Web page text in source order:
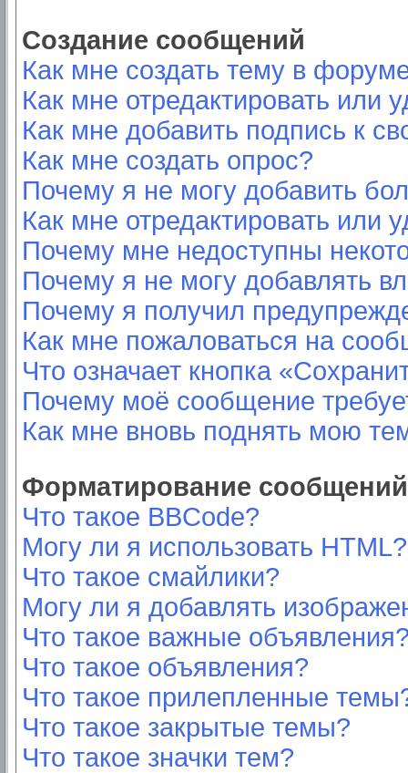
Создание сообщений
Как мне создать тему в
Как мне отредактировать или
Как мне добавить подпись к
Как мне создать опрос?
Почему я не могу добавить
Как мне отредактировать или
Почему мне недоступны
Почему я не могу добавлять
Почему я получил
Как мне пожаловаться на
Что означает кнопка
Почему моё сообщение
Как мне вновь поднять мою
Форматирование
Что такое BBCode?
Могу ли я использовать HTML?
Что такое смайлики?
Могу ли я добавлять
Что такое важные
Что такое объявления?
Что такое прилепленные
Что такое закрытые темы?
Что такое значки тем?